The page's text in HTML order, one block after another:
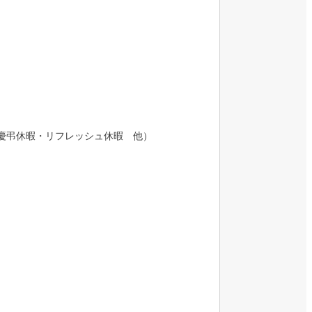
弔休暇・リフレッシュ休暇 他）